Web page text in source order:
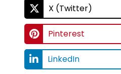
X (Twitter)
Pinterest
LinkedIn